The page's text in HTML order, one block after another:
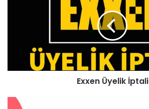
Exxen Üyelik İptali